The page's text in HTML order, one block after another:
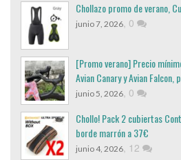
Chollazo promo de verano,
junio 7, 2026, 0
[Promo verano] Precio
Avian Canary y Avian Falcon,
junio 5, 2026, 0
Chollo! Pack 2 cubiertas
borde marrón a 37€
junio 4, 2026, 12